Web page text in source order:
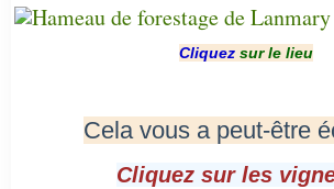
Cliquez sur le lieu
Cela vous a peut-être
Cliquez sur les